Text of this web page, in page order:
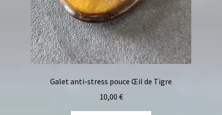
Galet anti-stress pouce Œil de Tigre
10,00 €